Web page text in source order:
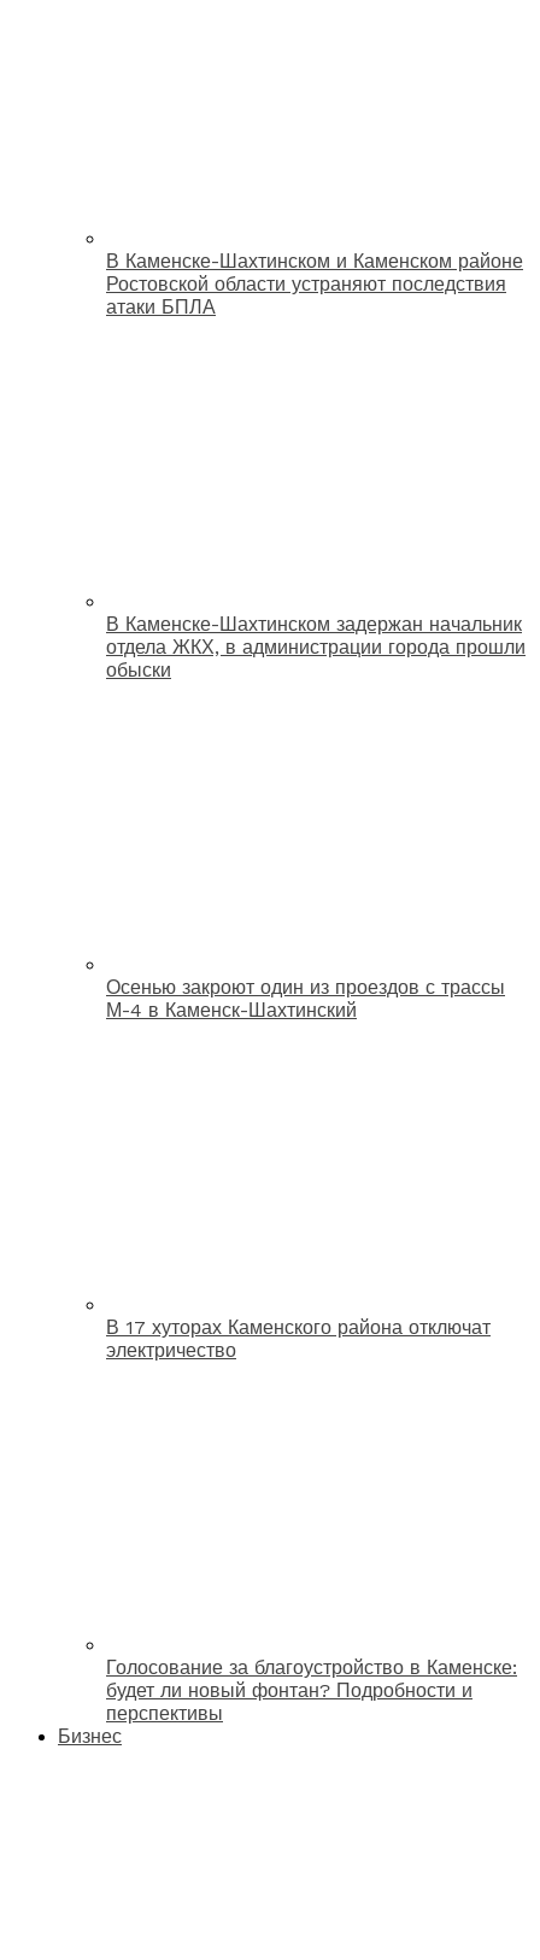
В Каменске-Шахтинском и Каменском районе
Ростовской области устраняют последствия
атаки БПЛА
В Каменске-Шахтинском задержан начальник
отдела ЖКХ, в администрации города прошли
обыски
Осенью закроют один из проездов с трассы
М-4 в Каменск-Шахтинский
В 17 хуторах Каменского района отключат
электричество
Голосование за благоустройство в Каменске:
будет ли новый фонтан? Подробности и
перспективы
Бизнес